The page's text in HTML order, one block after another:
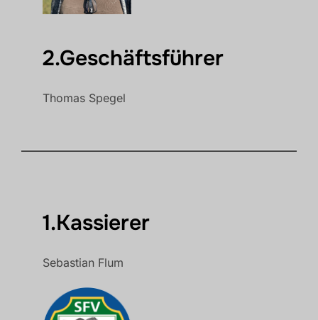
2.Geschäftsführer
Thomas Spegel
1.Kassierer
Sebastian Flum